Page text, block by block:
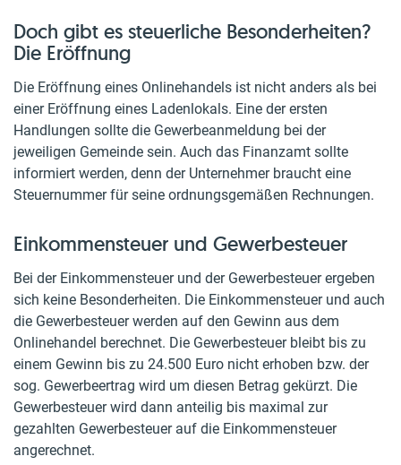
Doch gibt es steuerliche Besonderheiten?
Die Eröffnung
Die Eröffnung eines Onlinehandels ist nicht anders als bei
einer Eröffnung eines Ladenlokals. Eine der ersten
Handlungen sollte die Gewerbeanmeldung bei der
jeweiligen Gemeinde sein. Auch das Finanzamt sollte
informiert werden, denn der Unternehmer braucht eine
Steuernummer für seine ordnungsgemäßen Rechnungen.
Einkommensteuer und Gewerbesteuer
Bei der Einkommensteuer und der Gewerbesteuer ergeben
sich keine Besonderheiten. Die Einkommensteuer und auch
die Gewerbesteuer werden auf den Gewinn aus dem
Onlinehandel berechnet. Die Gewerbesteuer bleibt bis zu
einem Gewinn bis zu 24.500 Euro nicht erhoben bzw. der
sog. Gewerbeertrag wird um diesen Betrag gekürzt. Die
Gewerbesteuer wird dann anteilig bis maximal zur
gezahlten Gewerbesteuer auf die Einkommensteuer
angerechnet.